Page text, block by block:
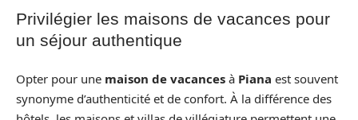
Privilégier les maisons de vacances pour
un séjour authentique
Opter pour une maison de vacances à Piana est souvent
synonyme d’authenticité et de confort. À la différence des